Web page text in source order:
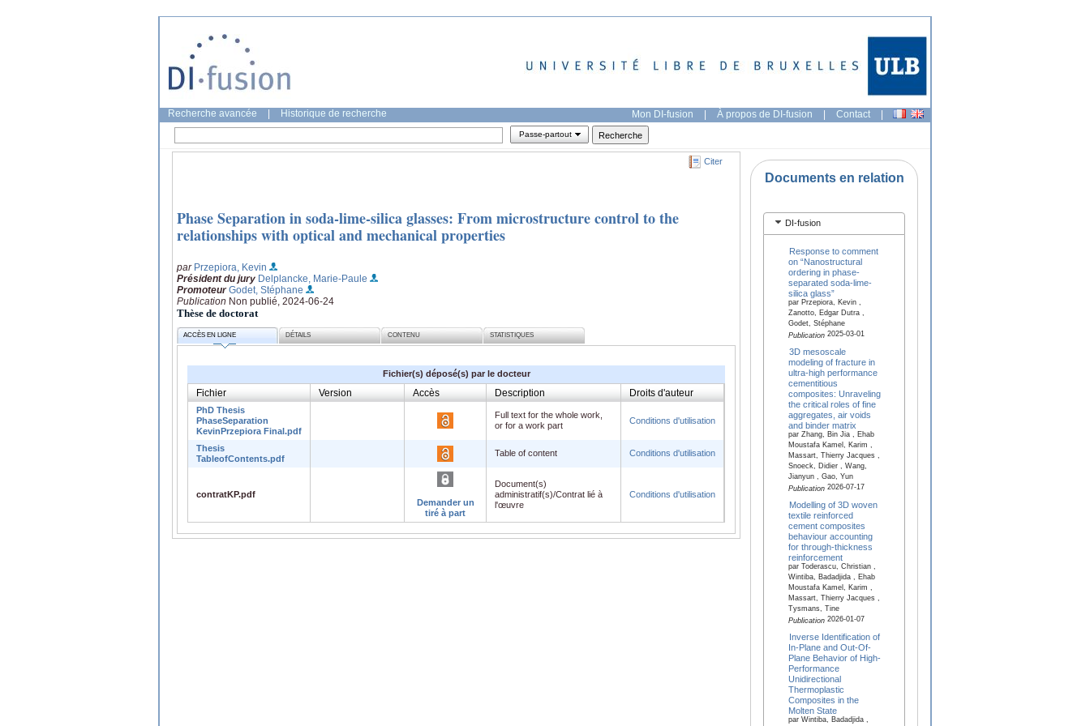
Recherche avancée Historique de recherche Mon DI-fusion | À propos de DI-fusion | Contact |
Passe-partout
Citer
Phase Separation in soda-lime-silica glasses: From microstructure control to the
relationships with optical and mechanical properties
par Przepiora, Kevin
Président du jury Delplancke, Marie-Paule
Promoteur Godet, Stéphane
Publication Non publié, 2024-06-24
Thèse de doctorat
ACCÈS EN LIGNE DÉTAILS CONTENU STATISTIQUES
Fichier(s) déposé(s) par le docteur
Fichier Version Accès Description Droits d'auteur
PhD Thesis
PhaseSeparation
KevinPrzepiora Final.pdf
Full text for the whole work,
or for a work part
Conditions d'utilisation
Thesis
TableofContents.pdf
Table of content Conditions d'utilisation
contratKP.pdf
Demander un
tiré à part
Document(s)
administratif(s)/Contrat lié à
l'œuvre
Conditions d'utilisation
Documents en relation
DI-fusion
Response to comment
on “Nanostructural
ordering in phase-
separated soda-lime-
silica glass”
par Przepiora, Kevin ,
Zanotto, Edgar Dutra ,
Godet, Stéphane
Publication2025-03-01
3D mesoscale
modeling of fracture in
ultra-high performance
cementitious
composites: Unraveling
the critical roles of fine
aggregates, air voids
and binder matrix
par Zhang, Bin Jia , Ehab
Moustafa Kamel, Karim ,
Massart, Thierry Jacques ,
Snoeck, Didier , Wang,
Jianyun , Gao, Yun
Publication2026-07-17
Modelling of 3D woven
textile reinforced
cement composites
behaviour accounting
for through-thickness
reinforcement
par Toderascu, Christian ,
Wintiba, Badadjida , Ehab
Moustafa Kamel, Karim ,
Massart, Thierry Jacques ,
Tysmans, Tine
Publication2026-01-07
Inverse Identification of
In-Plane and Out-Of-
Plane Behavior of High-
Performance
Unidirectional
Thermoplastic
Composites in the
Molten State
par Wintiba, Badadjida ,